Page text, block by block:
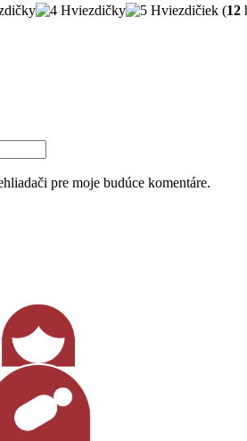
(12
pre moje budúce komentáre.